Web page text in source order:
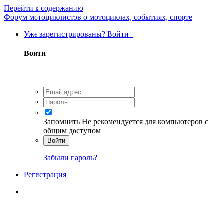
Перейти к содержанию
Форум мотоциклистов о мотоциклах, событиях, спорте
Уже зарегистрированы? Войти
Войти
Запомнить Не рекомендуется для компьютеров с
общим доступом
Войти
Забыли пароль?
Регистрация